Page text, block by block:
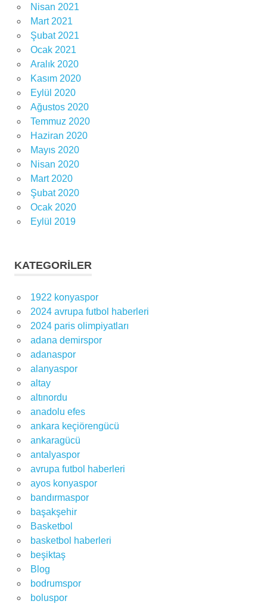
Nisan 2021
Mart 2021
Şubat 2021
Ocak 2021
Aralık 2020
Kasım 2020
Eylül 2020
Ağustos 2020
Temmuz 2020
Haziran 2020
Mayıs 2020
Nisan 2020
Mart 2020
Şubat 2020
Ocak 2020
Eylül 2019
KATEGORILER
1922 konyaspor
2024 avrupa futbol haberleri
2024 paris olimpiyatları
adana demirspor
adanaspor
alanyaspor
altay
altınordu
anadolu efes
ankara keçiörengücü
ankaragücü
antalyaspor
avrupa futbol haberleri
ayos konyaspor
bandırmaspor
başakşehir
Basketbol
basketbol haberleri
beşiktaş
Blog
bodrumspor
boluspor